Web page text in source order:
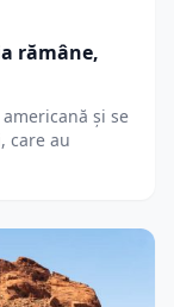
rămâne,
și se
care au